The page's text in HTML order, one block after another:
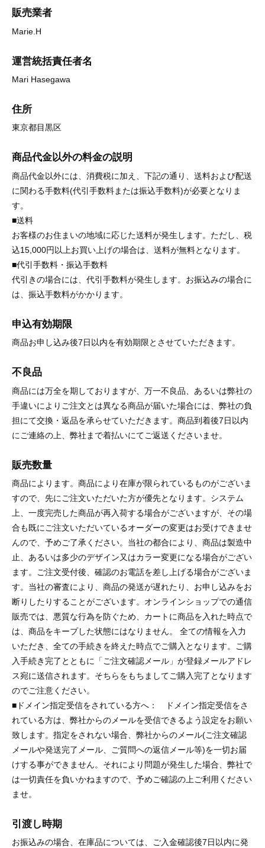
販売業者
Marie.H
運営統括責任者名
Mari Hasegawa
住所
東京都目黒区
商品代金以外の料金の説明
商品代金以外には、消費税に加え、下記の通り、送料および配送
に関わる手数料(代引手数料または振込手数料)が必要となりま
す。
■送料
お客様のお住まいの地域に応じた送料が発生します。ただし、税
込15,000円以上お買い上げの場合は、送料が無料となります。
■代引手数料・振込手数料
代引きの場合には、代引手数料が発生します。お振込みの場合に
は、振込手数料がかかります。
申込有効期限
商品お申し込み後7日以内を有効期限とさせていただきます。
不良品
商品には万全を期しておりますが、万一不良品、あるいは弊社の
手違いによりご注文とは異なる商品が届いた場合には、弊社の負
担にて交換・返品を承らせていただきます。商品到着後7日以内
にご連絡の上、弊社まで着払いにてご返送くださいませ。
販売数量
商品によります。商品により在庫が限られているものがございま
すので、先にご注文いただいた方が優先となります。システム
上、一度完売した商品が再入荷する場合がございますが、その場
合も既にご注文いただいているオーダーの変更はお受けできませ
んので、予めご了承ください。当社の都合により、商品は製造中
止、あるいは多少のデザイン又はカラー変更になる場合がござい
ます。ご注文受付後、確認のお電話を差し上げる場合がございま
す。当社の審査により、商品の発送が遅れたり、お申し込みをお
断りしたりすることがございます。オンラインショップでの通信
販売では、悪質な行為を防ぐため、カートに商品を入れた時点で
は、商品をキープした状態にはなりません。 全ての情報を入力
いただき、全ての手続きを終えた時点でご購入となります。ご購
入手続き完了とともに「ご注文確認メール」が登録メールアドレ
ス宛に送信されます。そちらをもちましてご購入完了となります
のでご注意ください。
■ドメイン指定受信をされている方へ： ドメイン指定受信をさ
れている方は、弊社からのメールを受信できるよう設定をお願い
致します。指定をされない場合、弊社からのメール(ご注文確認
メールや発送完了メール、ご質問への返信メール等)を一切お届
けする事ができません。それにより問題が発生した場合、弊社で
は一切責任を負いかねますので、予めご確認の上ご利用ください
ませ。
引渡し時期
お振込みの場合、在庫品については、ご入金確認後7日以内に発